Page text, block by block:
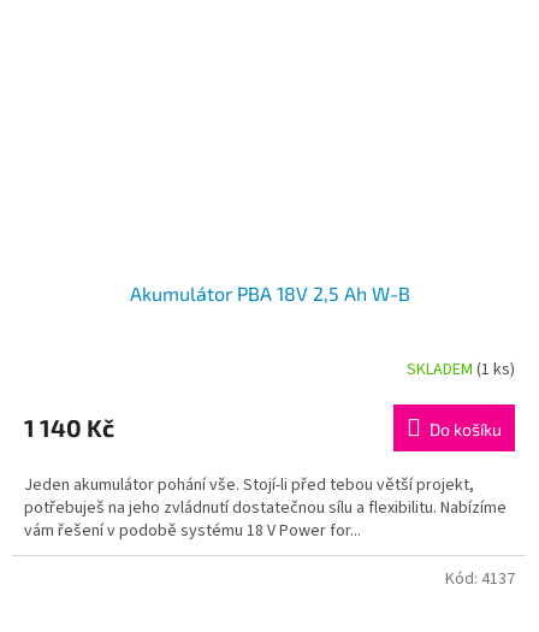
Akumulátor PBA 18V 2,5 Ah W-B
produktu
je
z
5
hvězdiček.
SKLADEM(1 ks)
1 140 Kč Do košíku
Jeden akumulátor pohání vše. Stojí-li před tebou větší projekt,
potřebuješ na jeho zvládnutí dostatečnou sílu a flexibilitu. Nabízíme
vám řešení v podobě systému 18 V Power for...
Kód: 4137